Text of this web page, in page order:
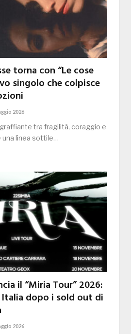
torna con “Le cose
singolo che colpisce
2026
tra fragilità, coraggio e
una linea sottile…
il “Miria Tour” 2026:
dopo i sold out di
2026